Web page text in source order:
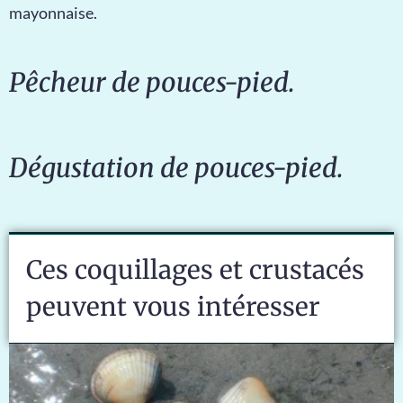
mayonnaise.
Pêcheur de pouces-pied.
Dégustation de pouces-pied.
Ces coquillages et crustacés
peuvent vous intéresser